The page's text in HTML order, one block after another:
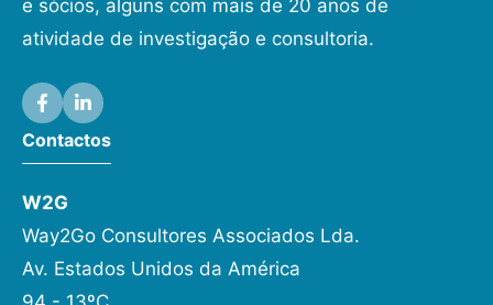
e sócios, alguns com mais de 20 anos de
atividade de investigação e consultoria.
Contactos
W2G
Way2Go Consultores Associados Lda.
Av. Estados Unidos da América